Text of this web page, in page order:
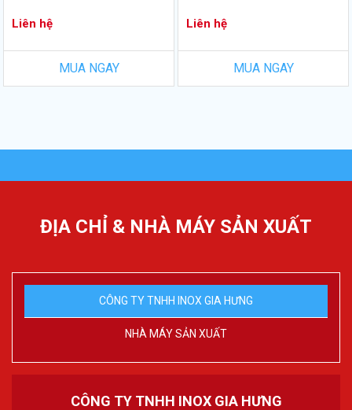
Liên hệ
MUA NGAY
Liên hệ
MUA NGAY
ĐỊA CHỈ & NHÀ MÁY SẢN XUẤT
CÔNG TY TNHH INOX GIA HƯNG
NHÀ MÁY SẢN XUẤT
CÔNG TY TNHH INOX GIA HƯNG